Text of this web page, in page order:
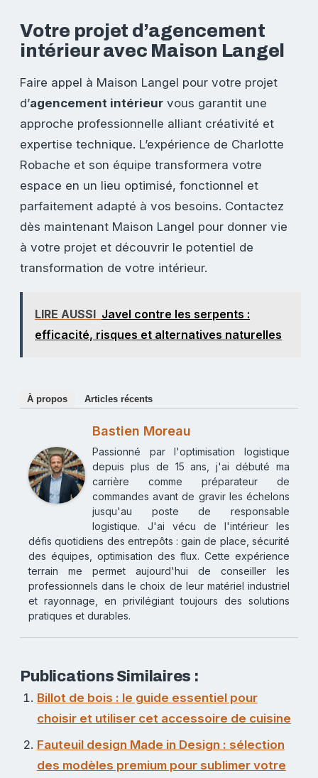
Votre projet d’agencement
intérieur avec Maison Langel
Faire appel à Maison Langel pour votre projet
d’agencement intérieur vous garantit une
approche professionnelle alliant créativité et
expertise technique. L’expérience de Charlotte
Robache et son équipe transformera votre
espace en un lieu optimisé, fonctionnel et
parfaitement adapté à vos besoins. Contactez
dès maintenant Maison Langel pour donner vie
à votre projet et découvrir le potentiel de
transformation de votre intérieur.
LIRE AUSSI Javel contre les serpents :
efficacité, risques et alternatives naturelles
À propos Articles récents
Bastien Moreau
Passionné par l'optimisation logistique
depuis plus de 15 ans, j'ai débuté ma
carrière comme préparateur de
commandes avant de gravir les échelons
jusqu'au poste de responsable
logistique. J'ai vécu de l'intérieur les
défis quotidiens des entrepôts : gain de place, sécurité
des équipes, optimisation des flux. Cette expérience
terrain me permet aujourd'hui de conseiller les
professionnels dans le choix de leur matériel industriel
et rayonnage, en privilégiant toujours des solutions
pratiques et durables.
Publications Similaires :
Billot de bois : le guide essentiel pour
choisir et utiliser cet accessoire de cuisine
Fauteuil design Made in Design : sélection
des modèles premium pour sublimer votre